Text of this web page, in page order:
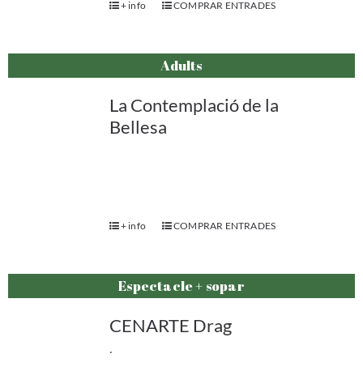
+ info COMPRAR ENTRADES
Adults
La Contemplació de la
Bellesa
+ info COMPRAR ENTRADES
Espectacle + sopar
CENARTE Drag
.